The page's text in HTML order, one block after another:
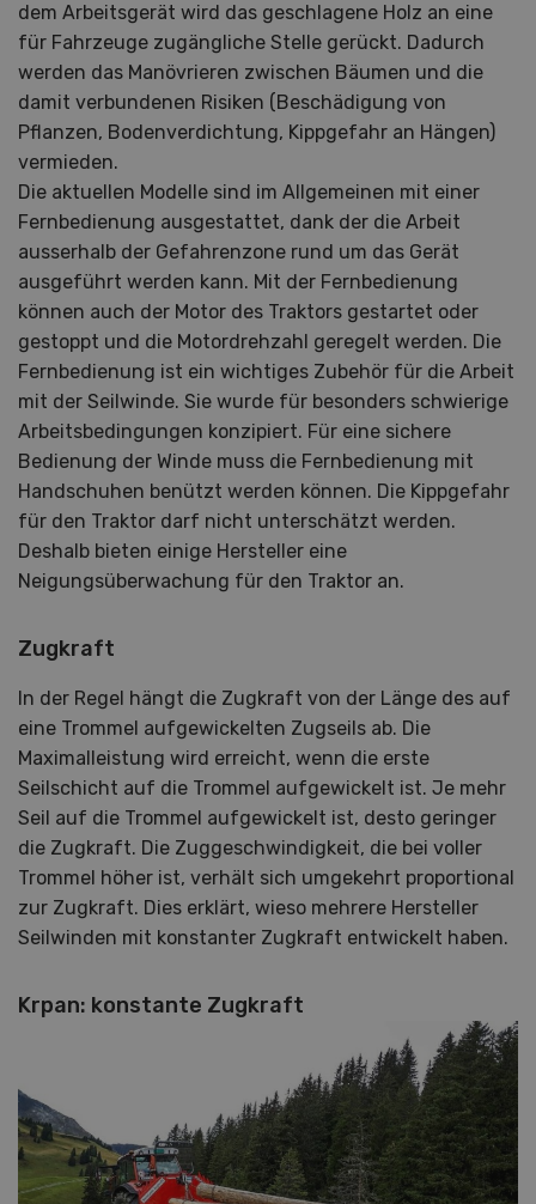
dem Arbeitsgerät wird das geschlagene Holz an eine
für Fahrzeuge zugängliche Stelle gerückt. Dadurch
werden das Manövrieren zwischen Bäumen und die
damit verbundenen Risiken (Beschädigung von
Pflanzen, Bodenverdichtung, Kippgefahr an Hängen)
vermieden.
Die aktuellen Modelle sind im Allgemeinen mit einer
Fernbedienung ausgestattet, dank der die Arbeit
ausserhalb der Gefahrenzone rund um das Gerät
ausgeführt werden kann. Mit der Fernbedienung
können auch der Motor des Traktors gestartet oder
gestoppt und die Motordrehzahl geregelt werden. Die
Fernbedienung ist ein wichtiges Zubehör für die Arbeit
mit der Seilwinde. Sie wurde für besonders schwierige
Arbeitsbedingungen konzipiert. Für eine sichere
Bedienung der Winde muss die Fernbedienung mit
Handschuhen benützt werden können. Die Kippgefahr
für den Traktor darf nicht unterschätzt werden.
Deshalb bieten einige Hersteller eine
Neigungsüberwachung für den Traktor an.
Zugkraft
In der Regel hängt die Zugkraft von der Länge des auf
eine Trommel aufgewickelten Zugseils ab. Die
Maximalleistung wird erreicht, wenn die erste
Seilschicht auf die Trommel aufgewickelt ist. Je mehr
Seil auf die Trommel aufgewickelt ist, desto geringer
die Zugkraft. Die Zuggeschwindigkeit, die bei voller
Trommel höher ist, verhält sich umgekehrt proportional
zur Zugkraft. Dies erklärt, wieso mehrere Hersteller
Seilwinden mit konstanter Zugkraft entwickelt haben.
Krpan: konstante Zugkraft